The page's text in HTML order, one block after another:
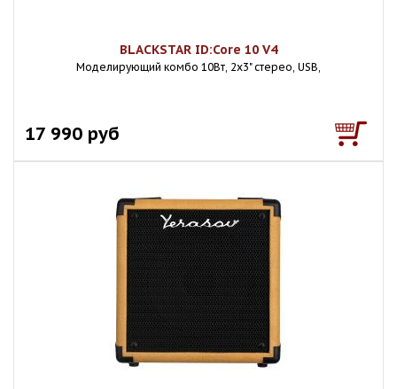
BLACKSTAR ID:Core 10 V4
Моделирующий комбо 10Вт, 2х3" стерео, USB,
17 990 руб